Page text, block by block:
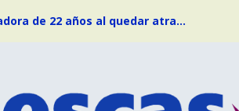
de 22 años al quedar atra...